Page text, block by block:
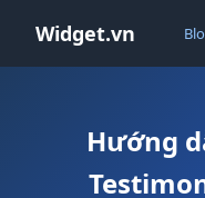
Widget.vn
Hướng